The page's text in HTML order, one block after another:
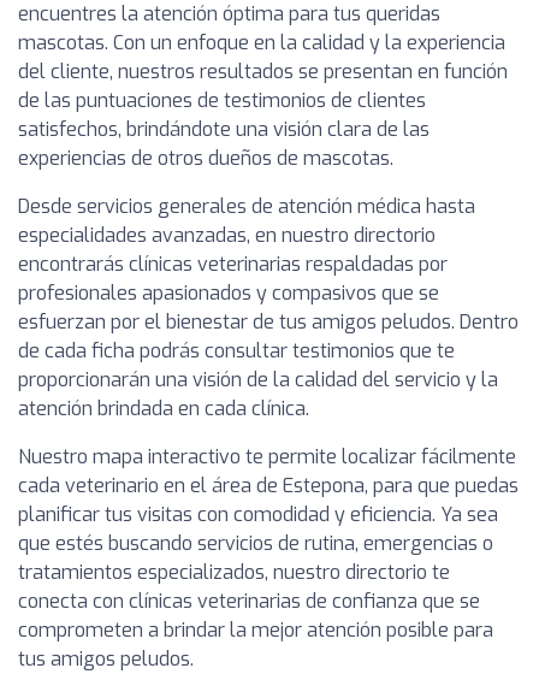
encuentres la atención óptima para tus queridas
mascotas. Con un enfoque en la calidad y la experiencia
del cliente, nuestros resultados se presentan en función
de las puntuaciones de testimonios de clientes
satisfechos, brindándote una visión clara de las
experiencias de otros dueños de mascotas.
Desde servicios generales de atención médica hasta
especialidades avanzadas, en nuestro directorio
encontrarás clínicas veterinarias respaldadas por
profesionales apasionados y compasivos que se
esfuerzan por el bienestar de tus amigos peludos. Dentro
de cada ficha podrás consultar testimonios que te
proporcionarán una visión de la calidad del servicio y la
atención brindada en cada clínica.
Nuestro mapa interactivo te permite localizar fácilmente
cada veterinario en el área de Estepona, para que puedas
planificar tus visitas con comodidad y eficiencia. Ya sea
que estés buscando servicios de rutina, emergencias o
tratamientos especializados, nuestro directorio te
conecta con clínicas veterinarias de confianza que se
comprometen a brindar la mejor atención posible para
tus amigos peludos.